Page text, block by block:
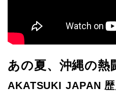
あの夏、沖縄の熱
AKATSUKI JAPAN